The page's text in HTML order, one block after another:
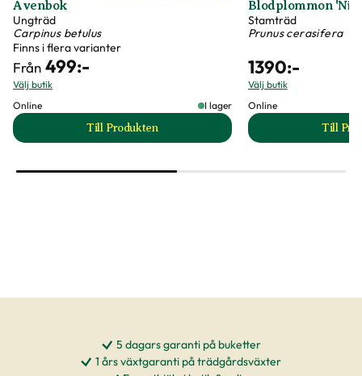
Avenbok
Ungträd
Carpinus betulus
Finns i flera varianter
Från 499:-
Välj butik
Online
I lager
Till Produkten
till Avenbok produktsida
Blodplommon
Stamträd
Prunus cerasifera
1390:-
Välj butik
Online
Till
5 dagars garanti på buketter
1 års växtgaranti på trädgårdsväxter